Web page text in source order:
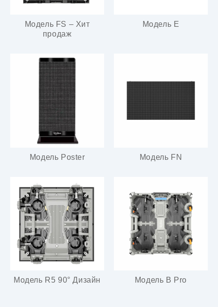
Модель FS – Хит
продаж
Модель E
Модель Poster Модель FN
Модель R5 90° Дизайн Модель B Pro